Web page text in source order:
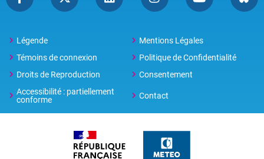
Légende
Mentions Légales
Témoins de connexion
Politique de Confidentialité
Droits de Reproduction
Consentement
Accessibilité : partiellement
conforme
Contact